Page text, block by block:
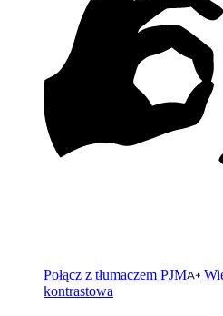
Połącz z tłumaczem PJM
kontrastowa